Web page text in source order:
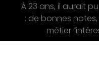
Nous vous
Roubin, fondatrice
agroécologique